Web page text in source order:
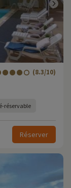
(8.3/10)
réservable
Réserver